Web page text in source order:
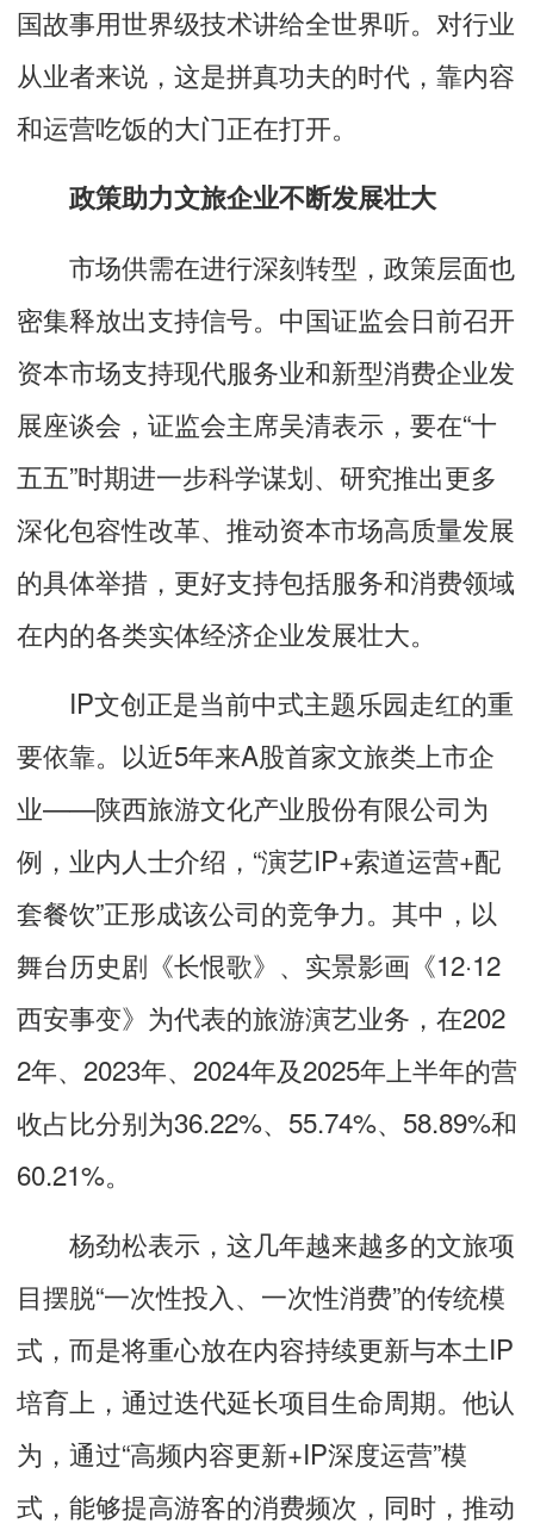
国故事用世界级技术讲给全世界听。对行业
从业者来说，这是拼真功夫的时代，靠内容
和运营吃饭的大门正在打开。
政策助力文旅企业不断发展壮大
市场供需在进行深刻转型，政策层面也
密集释放出支持信号。中国证监会日前召开
资本市场支持现代服务业和新型消费企业发
展座谈会，证监会主席吴清表示，要在“十
五五”时期进一步科学谋划、研究推出更多
深化包容性改革、推动资本市场高质量发展
的具体举措，更好支持包括服务和消费领域
在内的各类实体经济企业发展壮大。
IP文创正是当前中式主题乐园走红的重
要依靠。以近5年来A股首家文旅类上市企
业——陕西旅游文化产业股份有限公司为
例，业内人士介绍，“演艺IP+索道运营+配
套餐饮”正形成该公司的竞争力。其中，以
舞台历史剧《长恨歌》、实景影画《12·12
西安事变》为代表的旅游演艺业务，在202
2年、2023年、2024年及2025年上半年的营
收占比分别为36.22%、55.74%、58.89%和
60.21%。
杨劲松表示，这几年越来越多的文旅项
目摆脱“一次性投入、一次性消费”的传统模
式，而是将重心放在内容持续更新与本土IP
培育上，通过迭代延长项目生命周期。他认
为，通过“高频内容更新+IP深度运营”模
式，能够提高游客的消费频次，同时，推动